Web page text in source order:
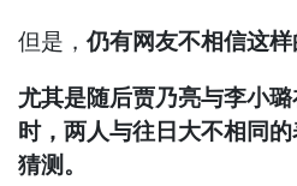
但是，仍有网友不相信这样
尤其是随后贾乃亮与李小
时，两人与往日大不相同
猜测。